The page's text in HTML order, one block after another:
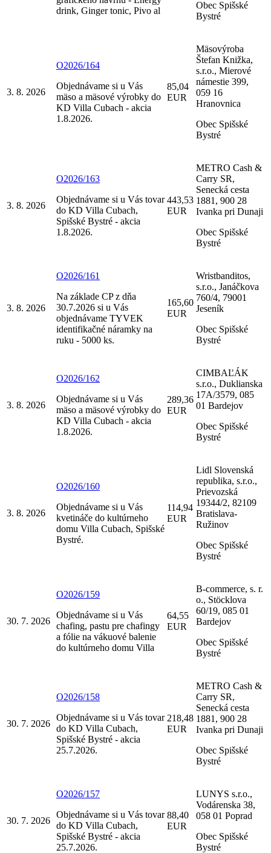
drink, Ginger tonic, Pivo al
Obec Spišské
Bystré
3. 8. 2026
O2026/164
Objednávame si u Vás
mäso a mäsové výrobky do
KD Villa Cubach - akcia
1.8.2026.
85,04
EUR
Mäsovýroba
Štefan Knižka,
s.r.o., Mierové
námestie 399,
059 16
Hranovnica
Obec Spišské
Bystré
3. 8. 2026
O2026/163
Objednávame si u Vás tovar
do KD Villa Cubach,
Spišské Bystré - akcia
1.8.2026.
443,53
EUR
METRO Cash &
Carry SR,
Senecká cesta
1881, 900 28
Ivanka pri Dunaji
Obec Spišské
Bystré
3. 8. 2026
O2026/161
Na základe CP z dňa
30.7.2026 si u Vás
objednávame TYVEK
identifikačné náramky na
ruku - 5000 ks.
165,60
EUR
Wristbanditos,
s.r.o., Janáčkova
760/4, 79001
Jeseník
Obec Spišské
Bystré
3. 8. 2026
O2026/162
Objednávame si u Vás
mäso a mäsové výrobky do
KD Villa Cubach - akcia
1.8.2026.
289,36
EUR
CIMBAĽÁK
s.r.o., Duklianska
17A/3579, 085
01 Bardejov
Obec Spišské
Bystré
3. 8. 2026
O2026/160
Objednávame si u Vás
kvetináče do kultúrneho
domu Villa Cubach, Spišské
Bystré.
114,94
EUR
Lidl Slovenská
republika, s.r.o.,
Prievozská
19344/2, 82109
Bratislava-
Ružinov
Obec Spišské
Bystré
30. 7. 2026
O2026/159
Objednávame si u Vás
chafing, pastu pre chafingy
a fólie na vákuové balenie
do kultúrneho domu Villa
64,55
EUR
B-commerce, s. r.
o., Stöcklova
60/19, 085 01
Bardejov
Obec Spišské
Bystré
30. 7. 2026
O2026/158
Objednávame si u Vás tovar
do KD Villa Cubach,
Spišské Bystré - akcia
25.7.2026.
218,48
EUR
METRO Cash &
Carry SR,
Senecká cesta
1881, 900 28
Ivanka pri Dunaji
Obec Spišské
Bystré
30. 7. 2026
O2026/157
Objednávame si u Vás tovar
do KD Villa Cubach,
Spišské Bystré - akcia
25.7.2026.
88,40
EUR
LUNYS s.r.o.,
Vodárenska 38,
058 01 Poprad
Obec Spišské
Bystré